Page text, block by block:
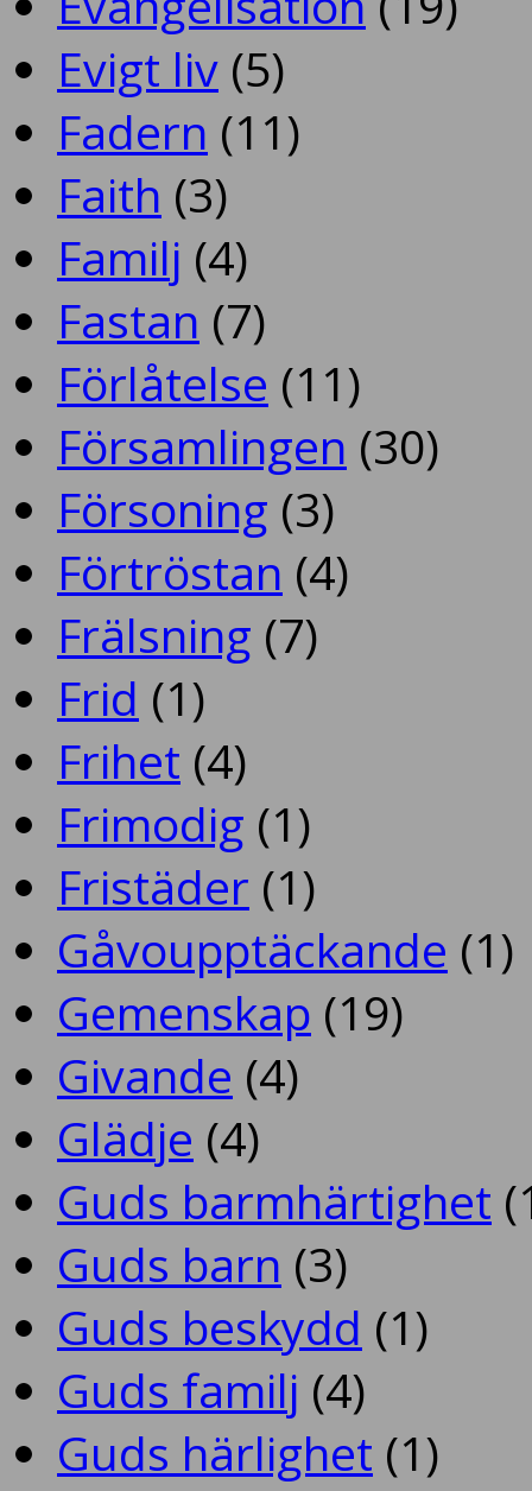
Evigt liv (5)
Fadern (11)
Faith (3)
Familj (4)
Fastan (7)
Förlåtelse (11)
Församlingen (30)
Försoning (3)
Förtröstan (4)
Frälsning (7)
Frid (1)
Frihet (4)
Frimodig (1)
Fristäder (1)
Gåvoupptäckande (1)
Gemenskap (19)
Givande (4)
Glädje (4)
Guds barmhärtighet
Guds barn (3)
Guds beskydd (1)
Guds familj (4)
Guds härlighet (1)